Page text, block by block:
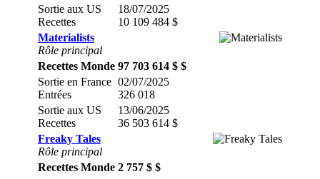
Sortie aux US
Recettes
18/07/2025
10 109 484 $
Materialists
Rôle principal
Recettes Monde 97 703 614 $ $
Sortie en France
Entrées
02/07/2025
326 018
Sortie aux US
Recettes
13/06/2025
36 503 614 $
Freaky Tales
Rôle principal
Recettes Monde 2 757 $ $